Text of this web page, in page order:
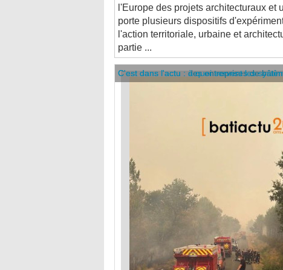
porte plusieurs dispositifs
l'action territoriale, urbaine et
partie ...
C'est dans l'actu : des entreprises de
C'est dans l'actu : à quoi servent les